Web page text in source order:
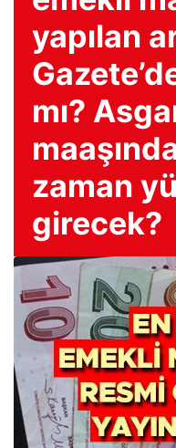
yapılan
mı?
zaman
girecek?